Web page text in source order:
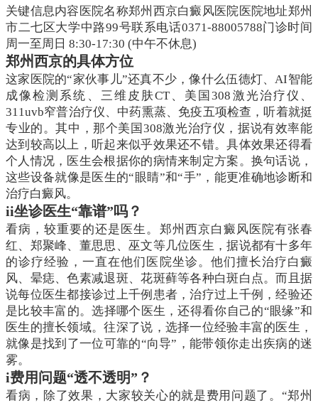
关键信息内容医院名称郑州西京白癜风医院医院地址郑州
市二七区大学中路99号联系电话0371-88005788门诊时间
周一至周日 8:30-17:30 (中午不休息)
郑州西京的具体方位
这家医院的“家伙事儿”还真不少，像什么伍德灯、AI智能
成像检测系统、三维皮肤CT、美国308激光治疗仪、
311uvb窄普治疗仪、中药熏蒸、免疫五项检查，听着就挺
专业的。其中，那个美国308激光治疗仪，据说有效率能
达到较高以上，听起来似乎效果还不错。具体效果还得看
个人情况，医生会根据你的病情来制定方案。换句话说，
这些设备就像是医生的“眼睛”和“手”，能更准确地诊断和
治疗白癜风。
ii坐诊医生“靠谱”吗？
看病，较重要的还是医生。郑州西京白癜风医院有张春
红、郑聚峰、董思思、巫文等几位医生，据说都有十多年
的诊疗经验，一直在他们医院坐诊。他们擅长治疗白癜
风、晕痣、色素减退斑、花斑藓等各种白斑白点。而且据
说每位医生都接诊过上千例患者，治疗过上千例，经验还
是比较丰富的。选择哪个医生，还得看你自己的“眼缘”和
医生的擅长领域。往深了说，选择一位经验丰富的医生，
就像是找到了一位可靠的“向导”，能带领你走出疾病的迷
雾。
i费用问题“透不透明”？
看病，除了效果，大家较关心的就是费用问题了。“郑州